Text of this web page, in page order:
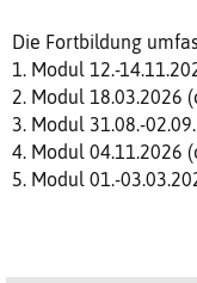
Die Fortbildung
1. Modul 12.-
2. Modul 18.03.2026
3. Modul 31.08.-
4. Modul 04.11.2026
5. Modul 01.-